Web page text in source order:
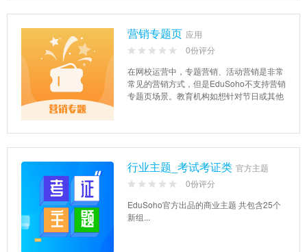
营销专题页 应用
0份评分
在网校运营中，专题营销、活动营销是非常
常见的营销方式，但是EduSoho不支持营销
专题页场景。教育机构如想针对节日或其他
行业主题_考试考证类 官方主题
0份评分
EduSoho官方出品的商业主题 共包含25个
新组...